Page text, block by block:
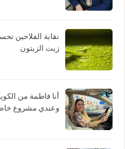
نقابة الفلاحين
زيت الزيتون
وعندي مشروع